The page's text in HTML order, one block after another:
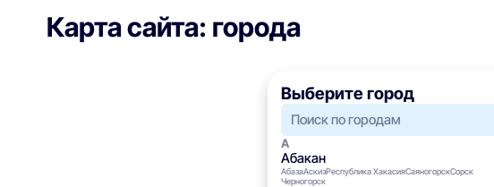
Карта сайта: города
Выберите город
Абакан
АбазаАскизРеспублика ХакасияСаяногорскСорск
Черногорск